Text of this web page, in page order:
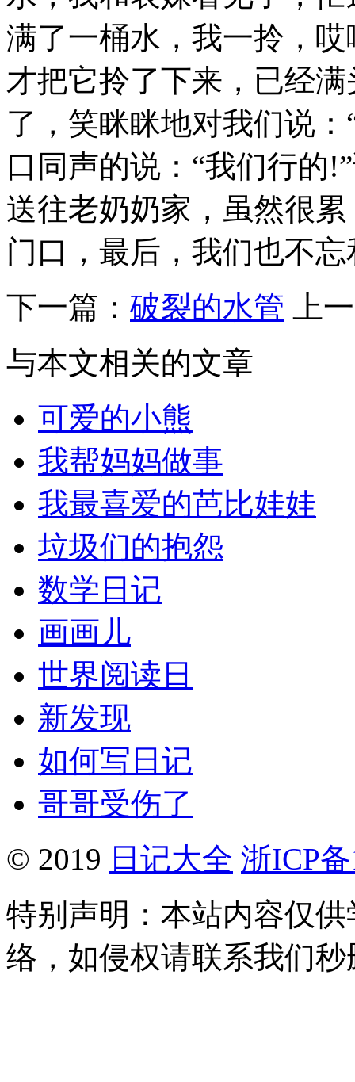
满了一桶水，我一拎，
才把它拎了下来，已经
了，笑眯眯地对我们说
口同声的说：“我们行的
送往老奶奶家，虽然很
门口，最后，我们也不
下一篇： 破裂的水管
上
与本文相关的文章
可爱的小熊
我帮妈妈做事
我最喜爱的芭比娃娃
垃圾们的抱怨
数学日记
画画儿
世界阅读日
新发现
如何写日记
哥哥受伤了
© 2019 日记大全 浙ICP
特别声明：本站内容仅
络，如侵权请联系我们秒